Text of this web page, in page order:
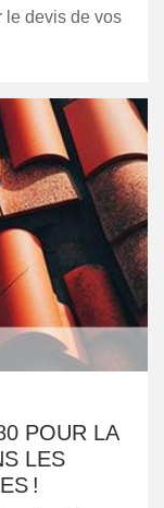
le devis de vos
POUR LA
LES
!